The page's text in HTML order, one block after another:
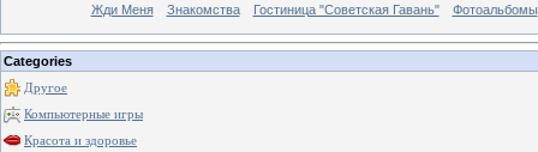
Жди Меня
Знакомства Гостиница "Советская Гавань" Фотоальбомы
Categories
Другое
Компьютерные игры
Красота и здоровье